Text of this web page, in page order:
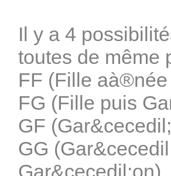
Il y a 4
toutes de même
FF (Fille
FG (Fille puis
GF
GG
Gar&cecedil;on)